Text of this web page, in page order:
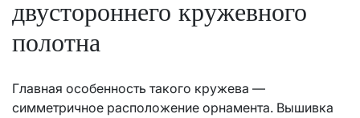
двустороннего кружевного
полотна
Главная особенность такого кружева —
симметричное расположение орнамента. Вышивка